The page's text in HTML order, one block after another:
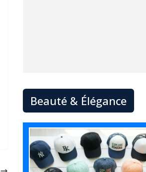
Beauté & Élégance